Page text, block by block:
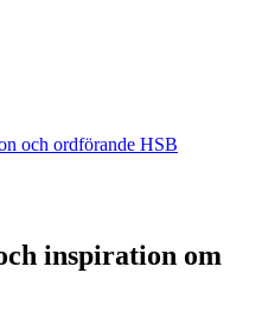
och ordförande HSB
inspiration om